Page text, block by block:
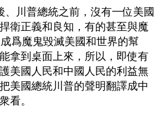
、川普總統之前，沒有一位美國
衛正義和良知，有的甚至與魔
爲魔鬼毀滅美國和世界的幫
拿到桌面上來，所以，即使有
美國人民和中國人民的利益無
美國總統川普的聲明翻譯成中
看。